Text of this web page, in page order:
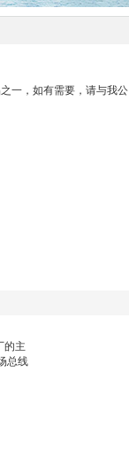
一，如有需要，请与我公
的主
总线